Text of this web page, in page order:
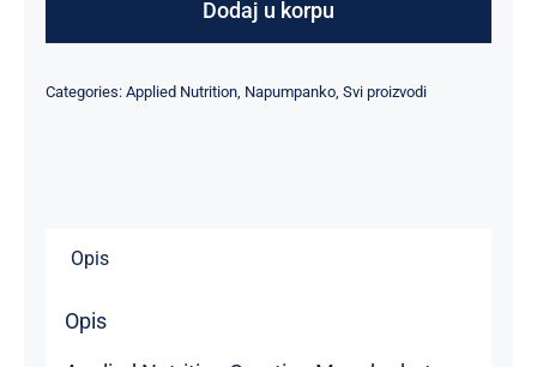
Dodaj u korpu
Categories: Applied Nutrition, Napumpanko, Svi proizvodi
Opis
Opis